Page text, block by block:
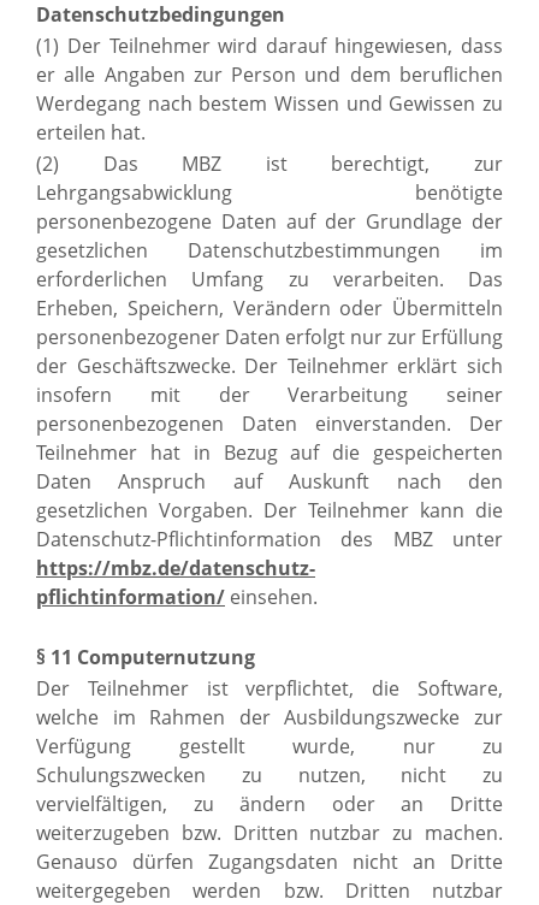
Datenschutzbedingungen
(1) Der Teilnehmer wird darauf hingewiesen, dass
er alle Angaben zur Person und dem beruflichen
Werdegang nach bestem Wissen und Gewissen zu
erteilen hat.
(2) Das MBZ ist berechtigt, zur
Lehrgangsabwicklung benötigte
personenbezogene Daten auf der Grundlage der
gesetzlichen Datenschutzbestimmungen im
erforderlichen Umfang zu verarbeiten. Das
Erheben, Speichern, Verändern oder Übermitteln
personenbezogener Daten erfolgt nur zur Erfüllung
der Geschäftszwecke. Der Teilnehmer erklärt sich
insofern mit der Verarbeitung seiner
personenbezogenen Daten einverstanden. Der
Teilnehmer hat in Bezug auf die gespeicherten
Daten Anspruch auf Auskunft nach den
gesetzlichen Vorgaben. Der Teilnehmer kann die
Datenschutz-Pflichtinformation des MBZ unter
https://mbz.de/datenschutz-
pflichtinformation/ einsehen.
§ 11 Computernutzung
Der Teilnehmer ist verpflichtet, die Software,
welche im Rahmen der Ausbildungszwecke zur
Verfügung gestellt wurde, nur zu
Schulungszwecken zu nutzen, nicht zu
vervielfältigen, zu ändern oder an Dritte
weiterzugeben bzw. Dritten nutzbar zu machen.
Genauso dürfen Zugangsdaten nicht an Dritte
weitergegeben werden bzw. Dritten nutzbar